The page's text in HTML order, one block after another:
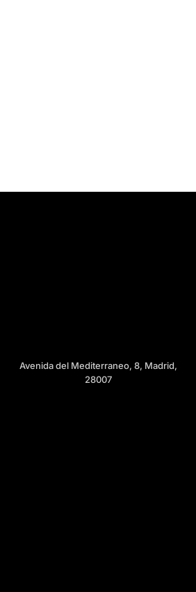
Avenida del Mediterraneo, 8, Madrid,
28007